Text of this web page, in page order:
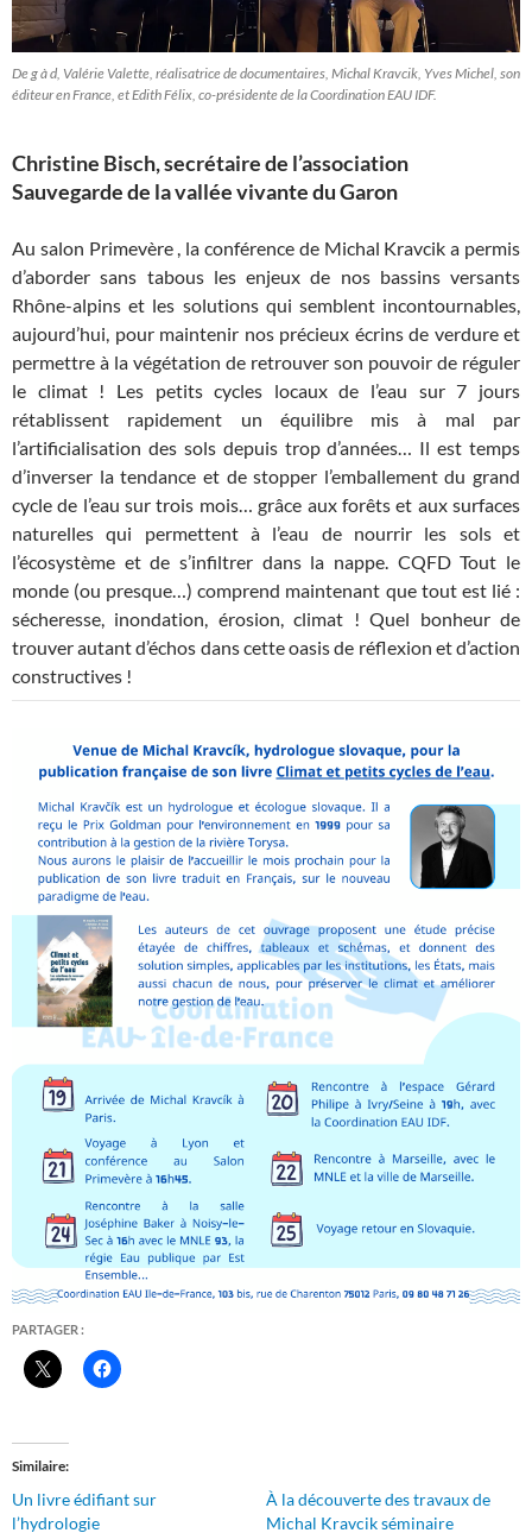
De g à d, Valérie Valette, réalisatrice de documentaires, Michal Kravcik, Yves Michel, son
éditeur en France, et Edith Félix, co-présidente de la Coordination EAU IDF.
Christine Bisch, secrétaire de l’association
Sauvegarde de la vallée vivante du Garon
Au salon Primevère , la conférence de Michal Kravcik a permis
d’aborder sans tabous les enjeux de nos bassins versants
Rhône-alpins et les solutions qui semblent incontournables,
aujourd’hui, pour maintenir nos précieux écrins de verdure et
permettre à la végétation de retrouver son pouvoir de réguler
le climat ! Les petits cycles locaux de l’eau sur 7 jours
rétablissent rapidement un équilibre mis à mal par
l’artificialisation des sols depuis trop d’années… Il est temps
d’inverser la tendance et de stopper l’emballement du grand
cycle de l’eau sur trois mois… grâce aux forêts et aux surfaces
naturelles qui permettent à l’eau de nourrir les sols et
l’écosystème et de s’infiltrer dans la nappe. CQFD Tout le
monde (ou presque…) comprend maintenant que tout est lié :
sécheresse, inondation, érosion, climat ! Quel bonheur de
trouver autant d’échos dans cette oasis de réflexion et d’action
constructives !
PARTAGER :
Similaire
Un livre édifiant sur
l’hydrologie
À la découverte des travaux de
Michal Kravcik séminaire